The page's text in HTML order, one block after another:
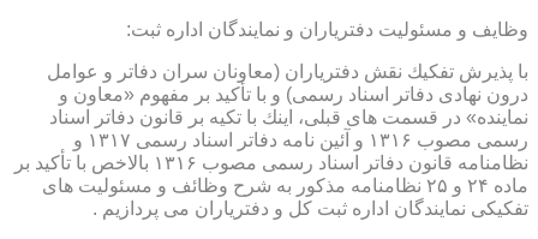
وظایف و مسئولیت دفتریاران و نمایندگان اداره ثبت:
با پذیرش تفكیك نقش دفتریاران (معاونان سران دفاتر و عوامل
درون نهادی دفاتر اسناد رسمی) و با تأكید بر مفهوم «معاون و
نماینده» در قسمت های قبلی، اینك با تكیه بر قانون دفاتر اسناد
رسمی مصوب ۱۳۱۶ و آئین نامه دفاتر اسناد رسمی ۱۳۱۷ و
نظامنامه قانون دفاتر اسناد رسمی مصوب ۱۳۱۶ بالاخص با تأكید بر
ماده ۲۴ و ۲۵ نظامنامه مذكور به شرح وظائف و مسئولیت های
تفكیكی نمایندگان اداره ثبت كل و دفتریاران می پردازیم .